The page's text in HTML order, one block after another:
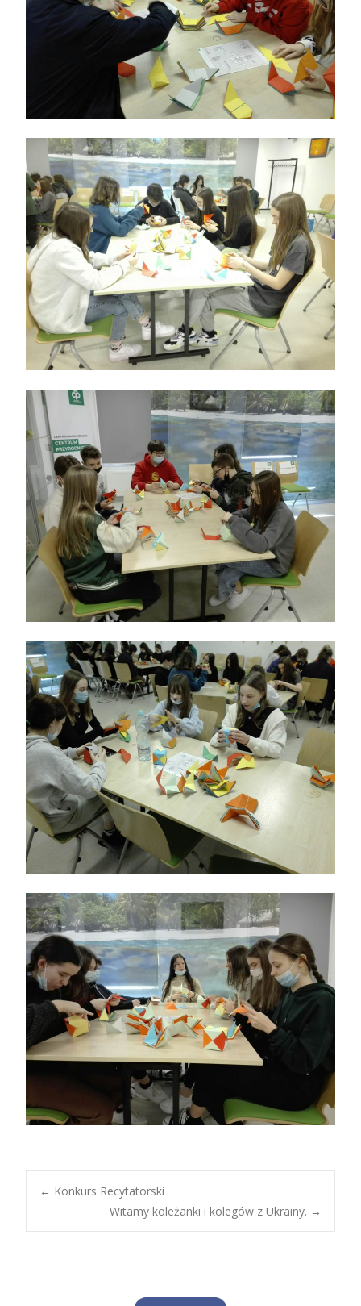
Post
← Konkurs Recytatorski
Witamy koleżanki i kolegów z Ukrainy. →